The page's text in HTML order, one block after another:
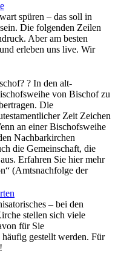
spüren – das soll in
Die folgenden Zeilen
Aber am besten
erleben uns live. Wir
? In den alt-
von Bischof zu
Die
Zeit Zeichen
an einer Bischofsweihe
Nachbarkirchen
die Gemeinschaft, die
Erfahren Sie hier mehr
(Amtsnachfolge der
– bei den
stellen sich viele
für Sie
häufig gestellt werden. Für